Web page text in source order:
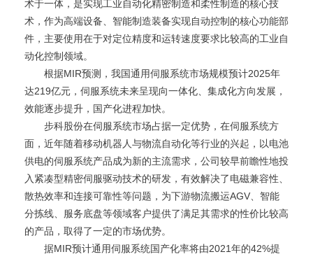
术于一体，是实现工业自动化精密制造和柔性制造的核心技
术，作为高端设备、智能制造装备实现自动控制的核心功能部
件，主要使用在于对定位精度和运转速度要求比较高的工业自
动化控制领域。
根据MIR预测，我国通用伺服系统市场规模预计2025年
达219亿元，伺服系统未来呈现向一体化、集成化方向发展，
效能逐步提升，国产化进程加快。
步科股份在伺服系统市场占据一定优势，在伺服系统方
面，近年随着移动机器人与物流自动化等行业的兴起，以电池
供电的伺服系统产品成为新的主流需求，公司较早前瞻性地投
入紧凑型精密伺服驱动技术的研发，有效解决了电磁兼容性、
散热效率和连接可靠性等问题，为下游物流搬运AGV、智能
分拣线、服务底盘等领域客户提供了满足其需求的性价比较高
的产品，取得了一定的市场优势。
据MIR预计通用伺服系统国产化率将由2021年的42%提